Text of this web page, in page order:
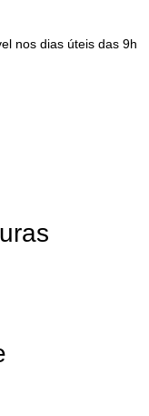
nos dias úteis das 9h